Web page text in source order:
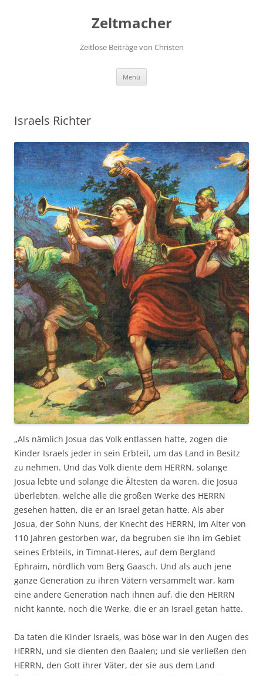
Zeltmacher
Zeitlose Beiträge von Christen
Menü
Israels Richter
„Als nämlich Josua das Volk entlassen hatte, zogen die
Kinder Israels jeder in sein Erbteil, um das Land in Besitz
zu nehmen. Und das Volk diente dem HERRN, solange
Josua lebte und solange die Ältesten da waren, die Josua
überlebten, welche alle die großen Werke des HERRN
gesehen hatten, die er an Israel getan hatte. Als aber
Josua, der Sohn Nuns, der Knecht des HERRN, im Alter von
110 Jahren gestorben war, da begruben sie ihn im Gebiet
seines Erbteils, in Timnat-Heres, auf dem Bergland
Ephraim, nördlich vom Berg Gaasch. Und als auch jene
ganze Generation zu ihren Vätern versammelt war, kam
eine andere Generation nach ihnen auf, die den HERRN
nicht kannte, noch die Werke, die er an Israel getan hatte.
Da taten die Kinder Israels, was böse war in den Augen des
HERRN, und sie dienten den Baalen; und sie verließen den
HERRN, den Gott ihrer Väter, der sie aus dem Land